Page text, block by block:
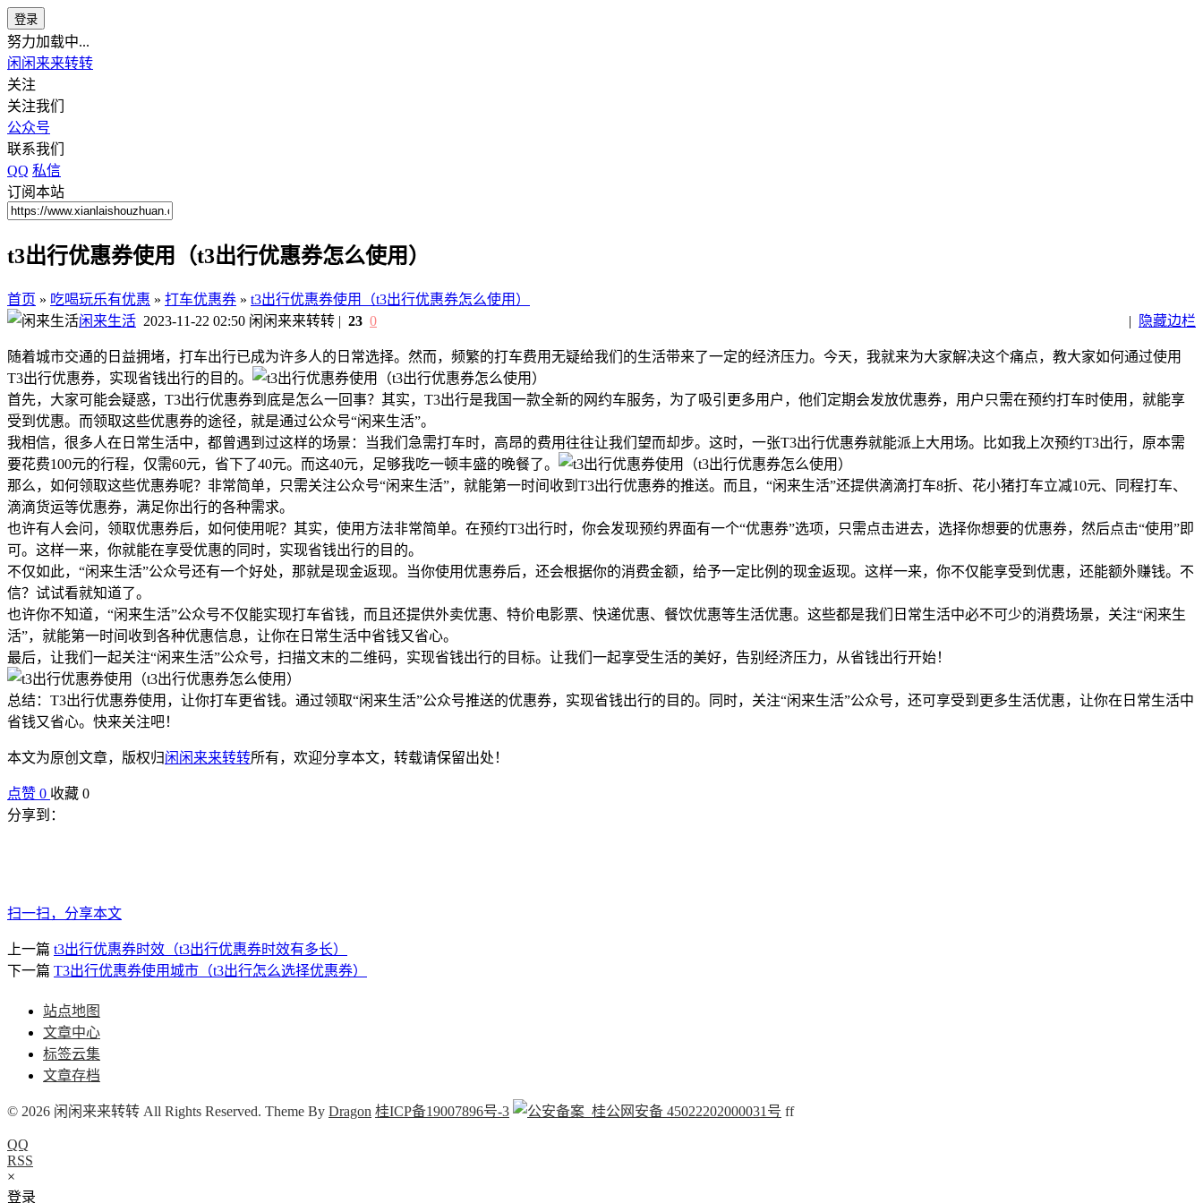
登录
努力加载中...
闲闲来来转转
关注
关注我们
公众号
联系我们
QQ 私信
订阅本站
t3出行优惠券使用（t3出行优惠券怎么使用）
首页 » 吃喝玩乐有优惠 » 打车优惠券 » t3出行优惠券使用（t3出行优惠券怎么使用）
闲来生活 2023-11-22 02:50 闲闲来来转转 | 隐藏边栏
| 23 0
随着城市交通的日益拥堵，打车出行已成为许多人的日常选择。然而，频繁的打车费用无疑给我们的生活带来了一定的经济压力。今天，我就来为大家解决这个痛点，教大家如何通过使用
T3出行优惠券，实现省钱出行的目的。
首先，大家可能会疑惑，T3出行优惠券到底是怎么一回事？其实，T3出行是我国一款全新的网约车服务，为了吸引更多用户，他们定期会发放优惠券，用户只需在预约打车时使用，就能享
受到优惠。而领取这些优惠券的途径，就是通过公众号“闲来生活”。
我相信，很多人在日常生活中，都曾遇到过这样的场景：当我们急需打车时，高昂的费用往往让我们望而却步。这时，一张T3出行优惠券就能派上大用场。比如我上次预约T3出行，原本需
要花费100元的行程，仅需60元，省下了40元。而这40元，足够我吃一顿丰盛的晚餐了。
那么，如何领取这些优惠券呢？非常简单，只需关注公众号“闲来生活”，就能第一时间收到T3出行优惠券的推送。而且，“闲来生活”还提供滴滴打车8折、花小猪打车立减10元、同程打车、
滴滴货运等优惠券，满足你出行的各种需求。
也许有人会问，领取优惠券后，如何使用呢？其实，使用方法非常简单。在预约T3出行时，你会发现预约界面有一个“优惠券”选项，只需点击进去，选择你想要的优惠券，然后点击“使用”即
可。这样一来，你就能在享受优惠的同时，实现省钱出行的目的。
不仅如此，“闲来生活”公众号还有一个好处，那就是现金返现。当你使用优惠券后，还会根据你的消费金额，给予一定比例的现金返现。这样一来，你不仅能享受到优惠，还能额外赚钱。不
信？试试看就知道了。
也许你不知道，“闲来生活”公众号不仅能实现打车省钱，而且还提供外卖优惠、特价电影票、快递优惠、餐饮优惠等生活优惠。这些都是我们日常生活中必不可少的消费场景，关注“闲来生
活”，就能第一时间收到各种优惠信息，让你在日常生活中省钱又省心。
最后，让我们一起关注“闲来生活”公众号，扫描文末的二维码，实现省钱出行的目标。让我们一起享受生活的美好，告别经济压力，从省钱出行开始！
总结：T3出行优惠券使用，让你打车更省钱。通过领取“闲来生活”公众号推送的优惠券，实现省钱出行的目的。同时，关注“闲来生活”公众号，还可享受到更多生活优惠，让你在日常生活中
省钱又省心。快来关注吧！
本文为原创文章，版权归闲闲来来转转所有，欢迎分享本文，转载请保留出处！
点赞 0 收藏 0
分享到：
扫一扫，分享本文
上一篇 t3出行优惠券时效（t3出行优惠券时效有多长）
下一篇 T3出行优惠券使用城市（t3出行怎么选择优惠券）
站点地图
文章中心
标签云集
文章存档
© 2026 闲闲来来转转 All Rights Reserved. Theme By Dragon 桂ICP备19007896号-3 桂公网安备 45022202000031号 ff
QQ
RSS
×
登录